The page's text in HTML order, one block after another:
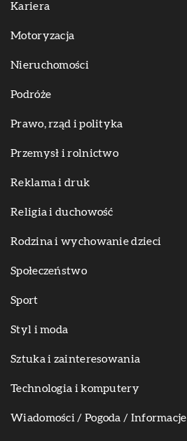
Kariera
Motoryzacja
Nieruchomości
Podróże
Prawo, rząd i polityka
Przemysł i rolnictwo
Reklama i druk
Religia i duchowość
Rodzina i wychowanie dzieci
Społeczeństwo
Sport
Styl i moda
Sztuka i zainteresowania
Technologia i komputery
Wiadomości / Pogoda / Informacje